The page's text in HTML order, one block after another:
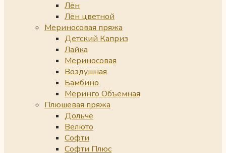
Лён
Лён цветной
Мериносовая пряжа
Детский Каприз
Лайка
Мериносовая
Воздушная
Бамбино
Меринго Объемная
Плюшевая пряжа
Дольче
Велюто
Софти
Софти Плюс